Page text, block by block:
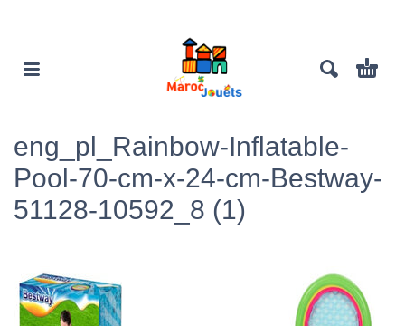
eng_pl_Rainbow-Inflatable-
Pool-70-cm-x-24-cm-Bestway-
51128-10592_8 (1)